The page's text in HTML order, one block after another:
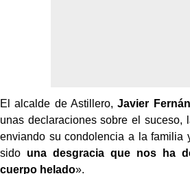
El alcalde de Astillero,Javier
unas declaraciones sobre el suceso,
enviando su condolencia a la familia
sido una desgracia que nos ha
cuerpo helado».